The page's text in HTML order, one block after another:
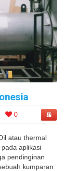
0
atau thermal
aplikasi
pendinginan
kumparan